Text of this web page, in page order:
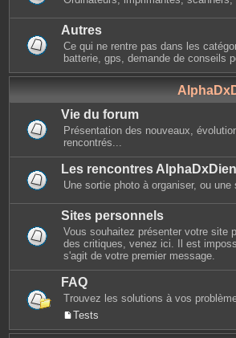
Autres
Ce qui ne rentre pas dans les
batterie, gps, demande de conseils
Vie du forum
Présentation des nouveaux,
rencontrés...
Les rencontres
Une sortie photo à organiser, ou
Sites personnels
Vous souhaitez présenter votre site
des critiques, venez ici. Il est
s'agit de votre premier message.
FAQ
Trouvez les solutions à vos
Tests